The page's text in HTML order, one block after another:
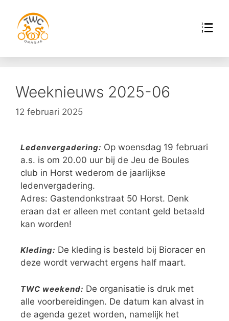
Weeknieuws 2025-06
12 februari 2025
Ledenvergadering: Op woensdag 19 februari
a.s. is om 20.00 uur bij de Jeu de Boules
club in Horst wederom de jaarlijkse
ledenvergadering.
Adres: Gastendonkstraat 50 Horst. Denk
eraan dat er alleen met contant geld betaald
kan worden!
Kleding: De kleding is besteld bij Bioracer en
deze wordt verwacht ergens half maart.
TWC weekend: De organisatie is druk met
alle voorbereidingen. De datum kan alvast in
de agenda gezet worden, namelijk het